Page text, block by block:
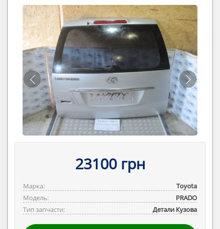
23100 грн
Марка:
Toyota
Модель:
PRADO
Тип запчасти:
Детали Кузова